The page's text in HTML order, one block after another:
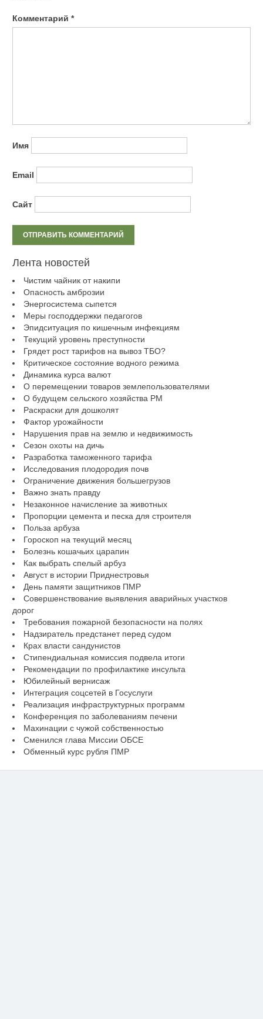
Комментарий *
Имя
Email
Сайт
Лента новостей
Чистим чайник от накипи
Опасность амброзии
Энергосистема сыпется
Меры господдержки педагогов
Эпидситуация по кишечным инфекциям
Текущий уровень преступности
Грядет рост тарифов на вывоз ТБО?
Критическое состояние водного режима
Динамика курса валют
О перемещении товаров землепользователями
О будущем сельского хозяйства РМ
Раскраски для дошколят
Фактор урожайности
Нарушения прав на землю и недвижимость
Сезон охоты на дичь
Разработка таможенного тарифа
Исследования плодородия почв
Ограничение движения большегрузов
Важно знать правду
Незаконное начисление за животных
Пропорции цемента и песка для строителя
Польза арбуза
Гороскоп на текущий месяц
Болезнь кошачьих царапин
Как выбрать спелый арбуз
Август в истории Приднестровья
День памяти защитников ПМР
Совершенствование выявления аварийных участков
дорог
Требования пожарной безопасности на полях
Надзиратель предстанет перед судом
Крах власти сандунистов
Стипендиальная комиссия подвела итоги
Рекомендации по профилактике инсульта
Юбилейный вернисаж
Интеграция соцсетей в Госуслуги
Реализация инфраструктурных программ
Конференция по заболеваниям печени
Махинации с чужой собственностью
Сменился глава Миссии ОБСЕ
Обменный курс рубля ПМР